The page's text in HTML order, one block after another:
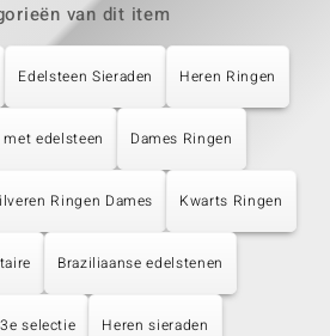
van dit item
Edelsteen Sieraden Heren Ringen
edelsteen Dames Ringen
Ringen Dames Kwarts Ringen
Braziliaanse edelstenen
selectie Heren sieraden